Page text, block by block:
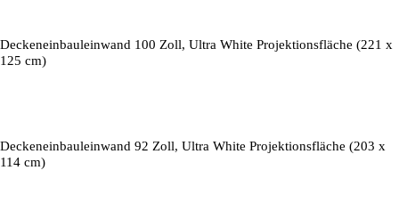
Deckeneinbauleinwand 100 Zoll, Ultra White Projektionsfläche (221 x
125 cm)
Deckeneinbauleinwand 92 Zoll, Ultra White Projektionsfläche (203 x
114 cm)